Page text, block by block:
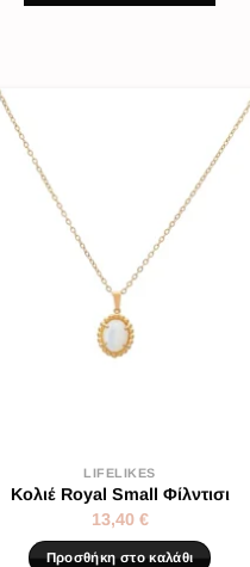
LIFELIKES
Κολιέ Royal Small Φίλντισι
13,40 €
Προσθήκη στο καλάθι